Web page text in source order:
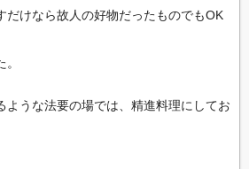
だけなら故人の好物だったものでもOK
ような法要の場では、精進料理にしてお